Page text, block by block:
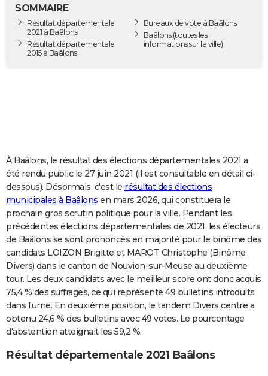
Destinations
City break
Voyage nature
Voyage de noces
Forum
Climat
GUIDES D'ACHAT
COPAINS D'AVANT
S'inscrire
Se connecter
Lycées
Collèges
Primaires
Universités
Entreprises
Service militaire
Avis de recherche
AVIS DE DÉCÈS
FORUM
Bricolage
Lifestyle
Culture
Sport
Auto
Television
Voyage
Cinema
SOMMAIRE
Résultat départementale
2021 à Baâlons
Résultat départementale
2015 à Baâlons
Bureaux de vote à Baâlons
Baâlons(toutes les
informations sur la ville)
À Baâlons, le résultat des élections départementales 2021 a
été rendu public le 27 juin 2021 (il est consultable en détail ci-
dessous). Désormais, c'est le résultat des élections
municipales à Baâlons en mars 2026, qui constituera le
prochain gros scrutin politique pour la ville. Pendant les
précédentes élections départementales de 2021, les électeurs
de Baâlons se sont prononcés en majorité pour le binôme des
candidats LOIZON Brigitte et MAROT Christophe (Binôme
Divers) dans le canton de Nouvion-sur-Meuse au deuxième
tour. Les deux candidats avec le meilleur score ont donc acquis
75,4 % des suffrages, ce qui représente 49 bulletins introduits
dans l'urne. En deuxième position, le tandem Divers centre a
obtenu 24,6 % des bulletins avec 49 votes. Le pourcentage
d'abstention atteignait les 59,2 %.
Résultat départementale 2021 Baâlons